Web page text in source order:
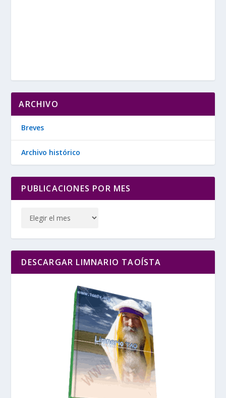
ARCHIVO
Breves
Archivo histórico
PUBLICACIONES POR MES
DESCARGAR LIMNARIO TAOÍSTA